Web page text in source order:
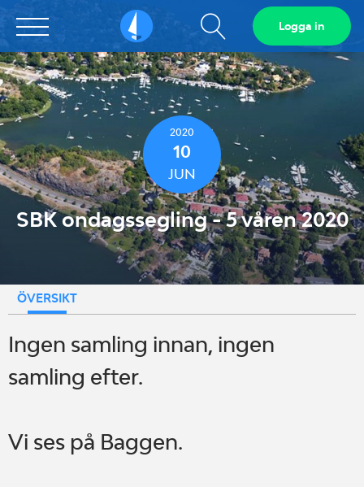
Sailarena Visa
sökfält
Logga in
2020
10
JUN
SBK ondagssegling - 5 våren 2020
ÖVERSIKT
Ingen samling innan, ingen
samling efter.
Vi ses på Baggen.